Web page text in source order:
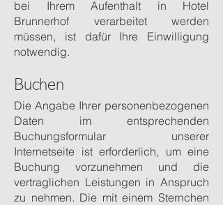
bei Ihrem Aufenthalt in Hotel
Brunnerhof verarbeitet werden
müssen, ist dafür Ihre Einwilligung
notwendig.
Buchen
Die Angabe Ihrer personenbezogenen
Daten im entsprechenden
Buchungsformular unserer
Internetseite ist erforderlich, um eine
Buchung vorzunehmen und die
vertraglichen Leistungen in Anspruch
zu nehmen. Die mit einem Sternchen